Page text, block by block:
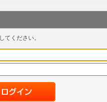
てください。